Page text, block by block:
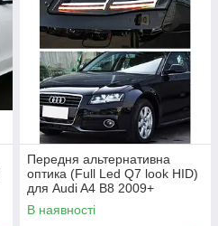
Передня альтернативна
оптика (Full Led Q7 look HID)
для Audi A4 B8 2009+
В наявності